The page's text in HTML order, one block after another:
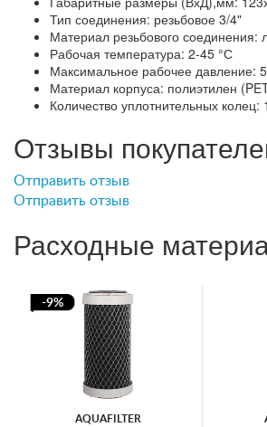
Тип соединения: резьбовое 3/4"
Материал резьбового соединения:
Рабочая температура: 2-45 °С
Максимальное рабочее давление:
Материал корпуса: полиэтилен
Количество уплотнительных колец: 1
Отзывы
Отправить отзыв
Отправить отзыв
Расходные
-9%
AQUAFILTER